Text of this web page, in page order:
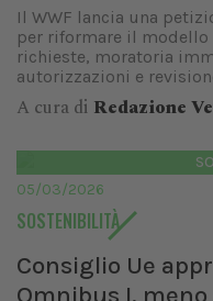
Il WWF lancia una
per riformare il modello
richieste, moratoria
autorizzazioni e
A cura di Redazione
05/03/2026
SOSTENIBILITÀ
Consiglio Ue